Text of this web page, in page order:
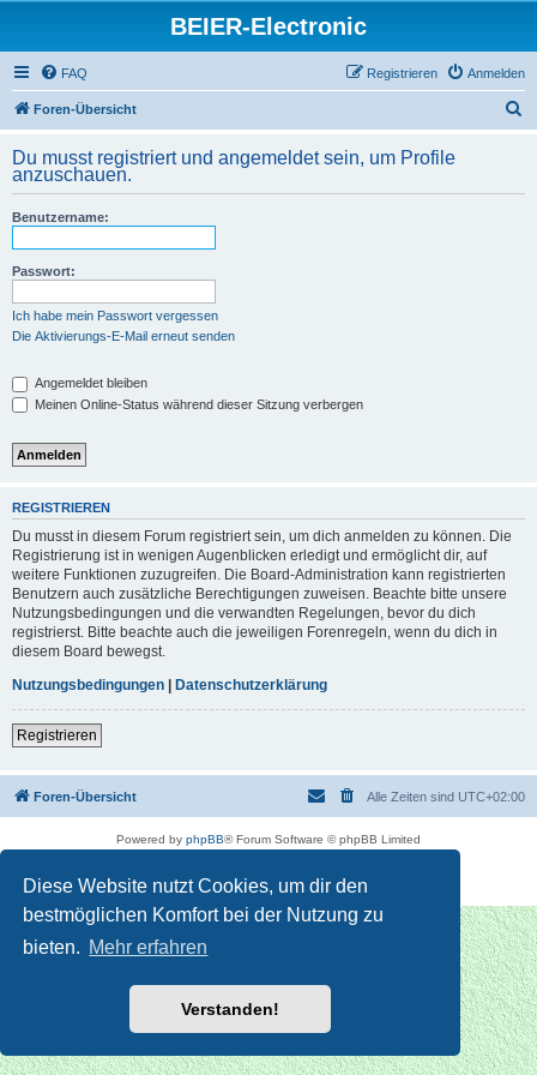
Diese Website nutzt Cookies, um dir den
bestmöglichen Komfort bei der Nutzung zu
bieten. Mehr erfahren
Verstanden!
BEIER-Electronic
FAQ Anmelden
Registrieren
Foren-Übersicht
h
Du musst registriert und angemeldet sein, um Profile
anzuschauen.
Benutzername:
Passwort:
Ich habe mein Passwort vergessen
Die Aktivierungs-E-Mail erneut senden
Angemeldet bleiben
Meinen Online-Status während dieser Sitzung verbergen
REGISTRIEREN
Du musst in diesem Forum registriert sein, um dich anmelden zu können. Die
Registrierung ist in wenigen Augenblicken erledigt und ermöglicht dir, auf
weitere Funktionen zuzugreifen. Die Board-Administration kann registrierten
Benutzern auch zusätzliche Berechtigungen zuweisen. Beachte bitte unsere
Nutzungsbedingungen und die verwandten Regelungen, bevor du dich
registrierst. Bitte beachte auch die jeweiligen Forenregeln, wenn du dich in
diesem Board bewegst.
Nutzungsbedingungen | Datenschutzerklärung
Registrieren
Foren-Übersicht Alle Zeiten sind UTC+02:00
Powered by phpBB® Forum Software © phpBB Limited
Datenschutz|Nutzungsbedingungen